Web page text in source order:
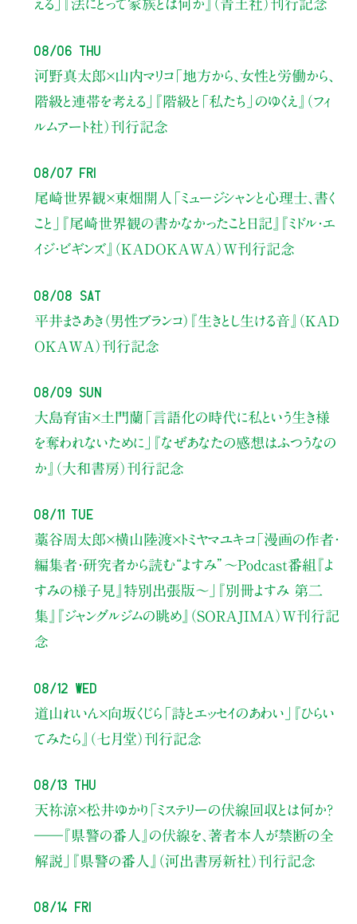
える」 『法にとって家族とは何か』（青土社）刊行記念
08/06 Thu
河野真太郎×山内マリコ「地方から、女性と労働から、
階級と連帯を考える」
『階級と「私たち」のゆくえ』（フィ
ルムアート社）刊行記念
08/07 Fri
尾崎世界観×東畑開人
「ミュージシャンと心理士、書く
こと」
『尾崎世界観の書かなかったこと日記』『ミドル・エ
イジ・ビギンズ』（KADOKAWA）W刊行記念
08/08 Sat
平井まさあき（男性ブランコ） 『生きとし生ける音』（KAD
OKAWA）刊行記念
08/09 Sun
大島育宙×土門蘭 「言語化の時代に私という生き様
を奪われないために」
『なぜあなたの感想はふつうなの
か』（大和書房）刊行記念
08/11 Tue
藁谷周太郎×横山陸渡×トミヤマユキコ「漫画の作者・
編集者・研究者から読む“よすみ” 〜Podcast番組『よ
すみの様子見』特別出張版〜」
『別冊よすみ 第二
集』『ジャングルジムの眺め』（SORAJIMA）W刊行記
念
08/12 Wed
道山れいん×向坂くじら 「詩とエッセイのあわい」
『ひらい
てみたら』（七月堂）刊行記念
08/13 Thu
天祢涼×松井ゆかり 「ミステリーの伏線回収とは何か？
――『県警の番人』の伏線を、著者本人が禁断の全
解説」
『県警の番人』（河出書房新社）刊行記念
08/14 Fri